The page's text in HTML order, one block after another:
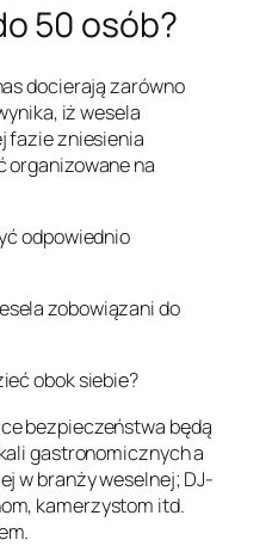
50 osób?
docierają zarówno
iż wesela
fazie zniesienia
organizowane na
odpowiednio
zobowiązani do
obok siebie?
bezpieczeństwa będą
gastronomicznych a
w branży weselnej; DJ-
kamerzystom itd.